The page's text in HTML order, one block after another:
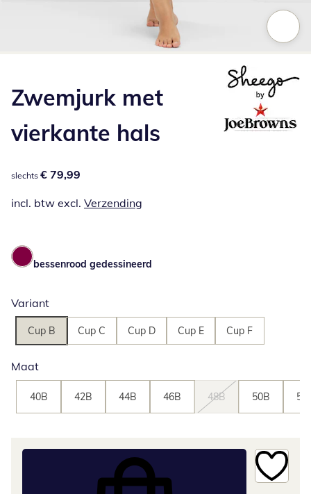
Zwemjurk met
vierkante hals
€ 79,99
slechts € 79,99
incl. btw excl. Verzending
bessenrood gedessineerd
Variant
Cup B Cup C Cup D Cup E Cup F
Maat
40B 42B 44B 46B 48B 50B